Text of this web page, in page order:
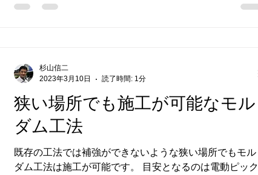
狭い場所でも施工が可能なモル
ダム工法
既存の工法では補強ができないような狭い場所でもモル
ダム工法は施工が可能です。 目安となるのは電動ピック
杉山信二
2023年3月10日
読了時間: 1分